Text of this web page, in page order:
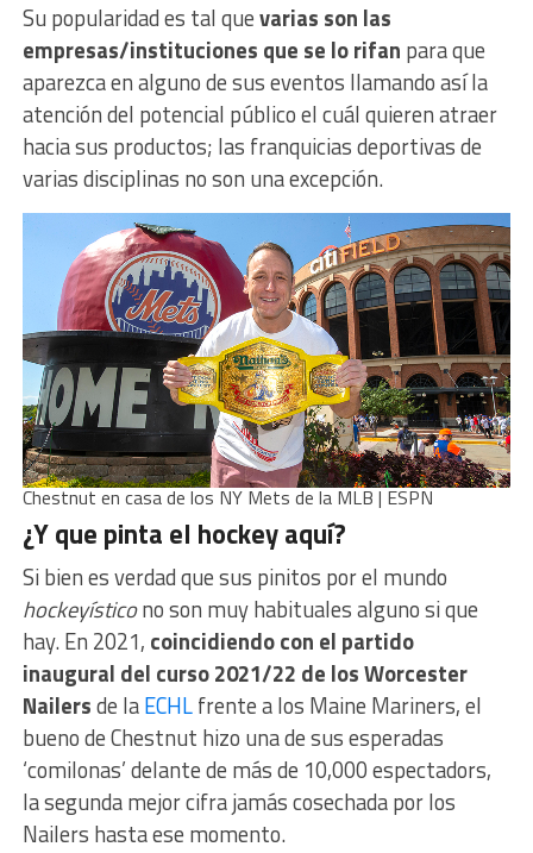
Su popularidad es tal quevarias son las
empresas/instituciones que se lo rifan para que
aparezca en alguno de sus eventos llamando así la
atención del potencial público el cuál quieren atraer
hacia sus productos; las franquicias deportivas de
varias disciplinas no son una excepción.
Chestnut en casa de los NY Mets de la MLB | ESPN
¿Y que pinta el hockey aquí?
Si bien es verdad que sus pinitos por el mundo
hockeyísticono son muy habituales alguno si que
hay. En 2021, coincidiendo con el partido
inaugural del curso 2021/22 de los Worcester
Nailersde laECHLfrente a los Maine Mariners, el
bueno de Chestnut hizo una de sus esperadas
‘comilonas’ delante de más de 10,000 espectadors,
la segunda mejor cifra jamás cosechada por los
Nailers hasta ese momento.